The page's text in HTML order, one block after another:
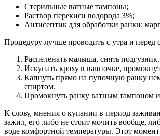
Стерильные ватные тампоны;
Раствор перекиси водорода 3%;
Антисептик для обработки ранки:
Процедуру лучше проводить с утра и
Распеленать малыша, снять подгузник.
Искупать кроху в ванночке,
Капнуть прямо на пупочную ранку
спиртом.
Промокнуть ранку ватным тампоном
К слову, мнения о купании в период
зажил, его либо не стоит мочить вообще,
воде комфортной температуры. Этот